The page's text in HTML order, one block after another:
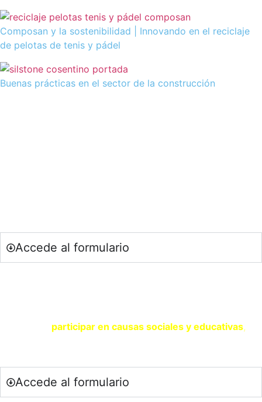
Composan y la sostenibilidad | Innovando en el reciclaje
de pelotas de tenis y pádel
Buenas prácticas en el sector de la construcción
Accede al formulario
participar en causas sociales y educativas,
Accede al formulario